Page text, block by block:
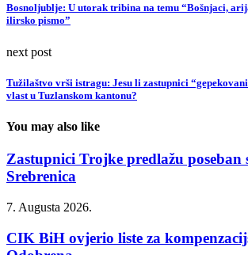
Bosnoljublje: U utorak tribina na temu “Bošnjaci,
ilirsko pismo”
next post
Tužilaštvo vrši istragu: Jesu li zastupnici
vlast u Tuzlanskom kantonu?
You may also like
Zastupnici Trojke predlažu poseban
Srebrenica
7. Augusta 2026.
CIK BiH ovjerio liste za